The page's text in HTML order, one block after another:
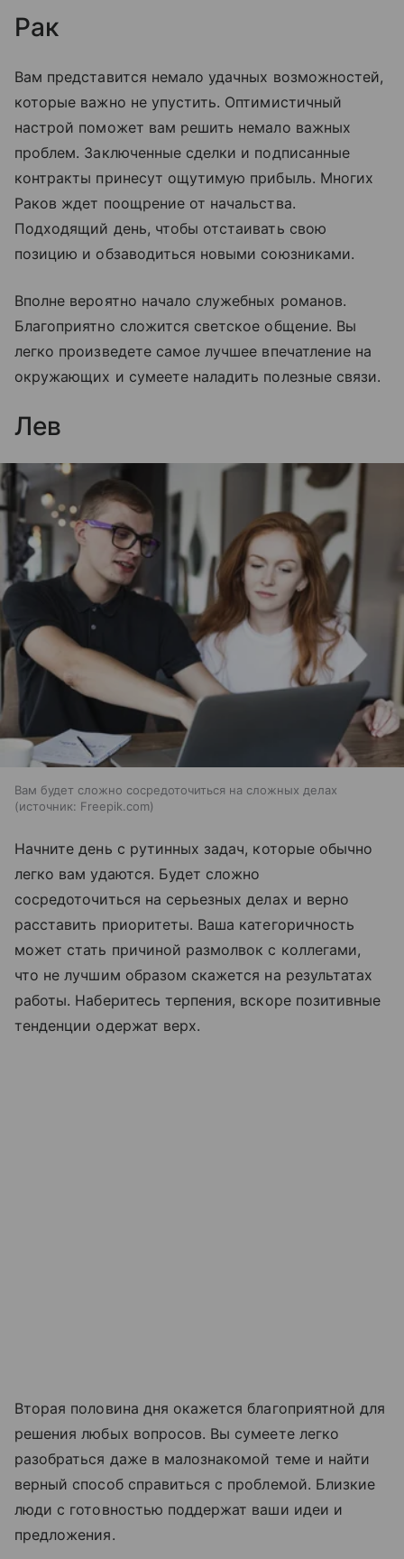
Рак
Вам представится немало удачных возможностей,
которые важно не упустить. Оптимистичный
настрой поможет вам решить немало важных
проблем. Заключенные сделки и подписанные
контракты принесут ощутимую прибыль. Многих
Раков ждет поощрение от начальства.
Подходящий день, чтобы отстаивать свою
позицию и обзаводиться новыми союзниками.
Вполне вероятно начало служебных романов.
Благоприятно сложится светское общение. Вы
легко произведете самое лучшее впечатление на
окружающих и сумеете наладить полезные связи.
Лев
Вам будет сложно сосредоточиться на сложных делах
источник: Freepik.com
Начните день с рутинных задач, которые обычно
легко вам удаются. Будет сложно
сосредоточиться на серьезных делах и верно
расставить приоритеты. Ваша категоричность
может стать причиной размолвок с коллегами,
что не лучшим образом скажется на результатах
работы. Наберитесь терпения, вскоре позитивные
тенденции одержат верх.
Вторая половина дня окажется благоприятной для
решения любых вопросов. Вы сумеете легко
разобраться даже в малознакомой теме и найти
верный способ справиться с проблемой. Близкие
люди с готовностью поддержат ваши идеи и
предложения.